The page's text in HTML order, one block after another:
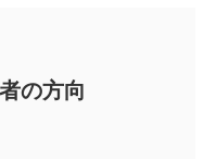
の方向